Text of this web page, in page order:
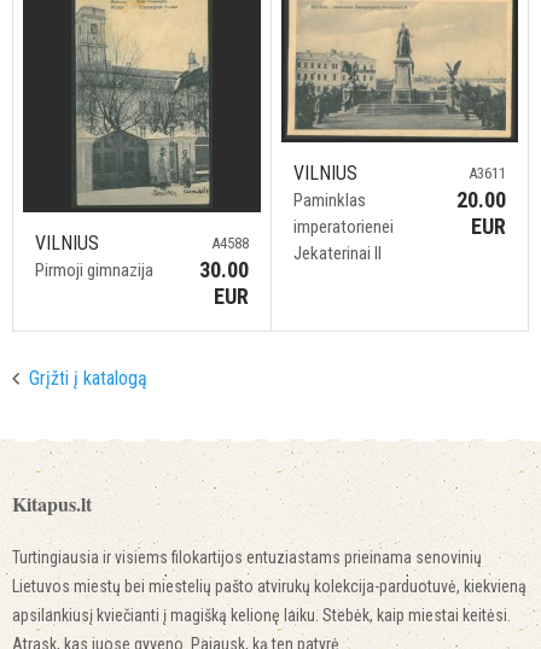
VILNIUS
Pirmoji gimnazija
A4588
30.00
EUR
VILNIUS
Paminklas
imperatorienei
Jekaterinai II
A3611
20.00
EUR
Grįžti į katalogą
Kitapus.lt
Turtingiausia ir visiems filokartijos entuziastams prieinama senovinių
Lietuvos miestų bei miestelių pašto atvirukų kolekcija-parduotuvė, kiekvieną
apsilankiusį kviečianti į magišką kelionę laiku. Stebėk, kaip miestai keitėsi.
Atrask, kas juose gyveno. Pajausk, ką ten patyrė.